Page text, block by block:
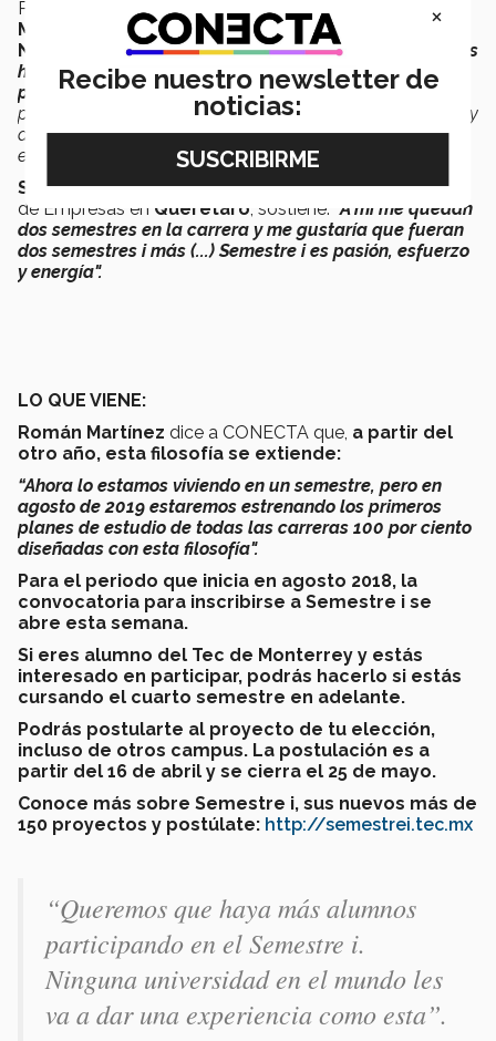
Por su parte,
José Salvador Sánchez, también de
Mecatrónica, pero de campus Sonora
Norte, comenta: “El Semestre i es un proyecto que nos
ha enseñado a desarrollar habilidades tanto
profesionales como de comunicaciónen donde
pudimos
desarrollar manufactura de una aeronave
(...) y
además pudimos tener la variedad de que el grupo
estuvo conformado por personas de distintos campus".
Santiago Mansur,estudiante de Creación y Desarrollo
de Empresas en Querétaro, sostiene: "A mí me quedan
dos semestres en la carrera y me gustaría que fueran
dos semestres i más (...) Semestre i es pasión, esfuerzo
y energía".
LO QUE VIENE:
Román Martínez dice a CONECTA que, a partir del
otro año, esta filosofía se extiende:
“Ahora lo estamos viviendo en un semestre, pero en
agosto de 2019 estaremos estrenando los primeros
planes de estudio de todas las carreras 100 por ciento
diseñadas con esta filosofía".
Para el periodo que inicia en agosto 2018, la
convocatoria para inscribirse a Semestre i se
abre esta semana.
Si eres alumno del Tec de Monterrey y estás
interesado en participar, podrás hacerlo si estás
cursando el cuarto semestre en adelante.
Podrás postularte al proyecto de tu elección,
incluso de otros campus. La postulación es a
partir del 16 de abril y se cierra el 25 de mayo.
Conoce más sobre Semestre i, sus nuevos más de
150 proyectos y postúlate: http://semestrei.tec.mx
“Queremos que haya más alumnos
participando en el Semestre i.
Ninguna universidad en el mundo les
va a dar una experiencia como esta”.
×
Recibe nuestro newsletter de
noticias: